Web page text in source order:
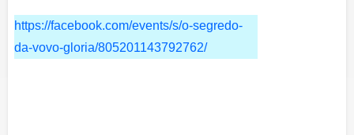
https://facebook.com/events/s/o-segredo-
da-vovo-gloria/805201143792762/